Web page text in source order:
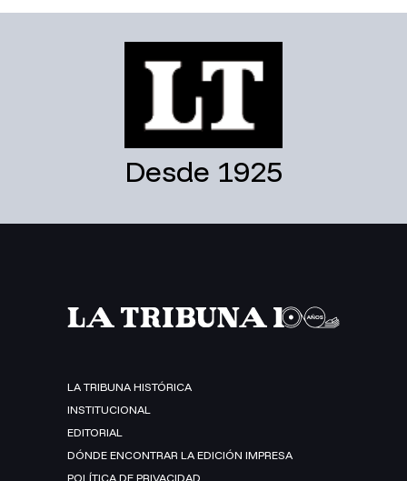
Desde 1925
LA TRIBUNA HISTÓRICA
INSTITUCIONAL
EDITORIAL
DÓNDE ENCONTRAR LA EDICIÓN IMPRESA
POLÍTICA DE PRIVACIDAD